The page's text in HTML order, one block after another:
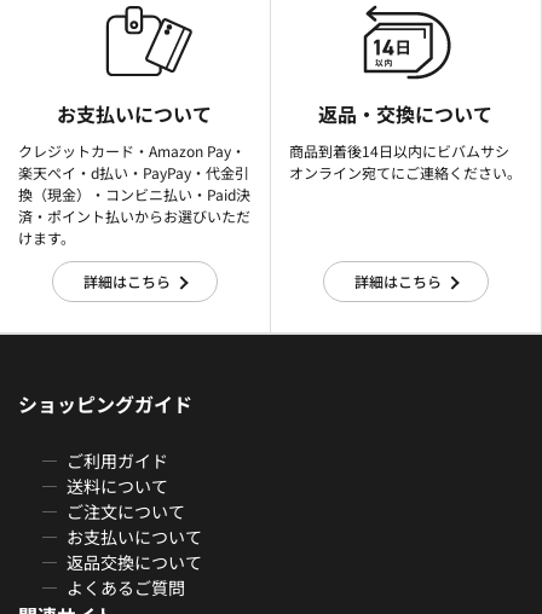
お支払いについて
クレジットカード・Amazon Pay・
楽天ぺイ・d払い・PayPay・代金引
換（現金）・コンビニ払い・Paid決
済・ポイント払いからお選びいただ
けます。
詳細はこちら
返品・交換について
商品到着後14日以内にビバムサシ
オンライン宛てにご連絡ください。
詳細はこちら
ショッピングガイド
ご利用ガイド
送料について
ご注文について
お支払いについて
返品交換について
よくあるご質問